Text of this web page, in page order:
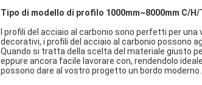
Tipo di modello di profilo 1000mm~8000mm C/
I profili del acciaio al carbonio sono perfetti per
decorativi, i profili del acciaio al carbonio possono
Quando si tratta della scelta del materiale giusto
eppure ancora facile lavorare con, rendendolo
possono dare al vostro progetto un bordo moderno.